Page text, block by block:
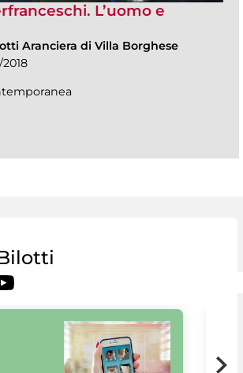
L’uomo e
Aranciera di Villa Borghese
2018